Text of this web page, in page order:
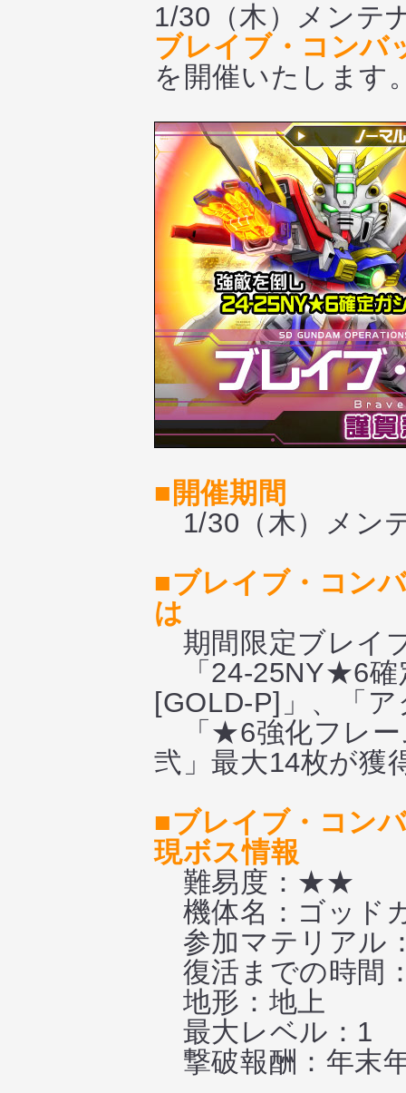
1/30（木）メンテ
ブレイブ・コンバ
を開催いたします
■開催期間
1/30（木）メン
■ブレイブ・コン
は
期間限定ブレイ
「24-25NY★6確
[GOLD-P]」、「
「★6強化フレー
弐」最大14枚が獲
■ブレイブ・コン
現ボス情報
難易度：★★
機体名：ゴッド
参加マテリアル
復活までの時間
地形：地上
最大レベル：1
撃破報酬：年末